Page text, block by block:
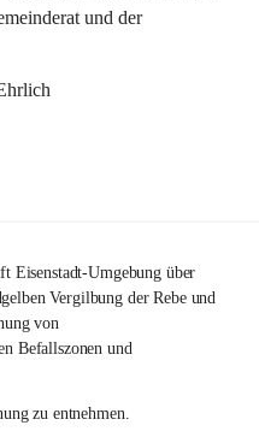
und der
Eisenstadt-Umgebung über
Vergilbung der Rebe und
von
Befallszonen und
zu entnehmen.